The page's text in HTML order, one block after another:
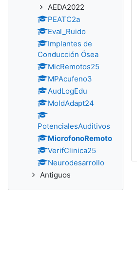
AEDA2022
PEATC2a
Eval_Ruido
Implantes de
Conducción Ósea
MicRemotos25
MPAcufeno3
AudLogEdu
MoldAdapt24
PotencialesAuditivos
MicrofonoRemoto
VerifClinica25
Neurodesarrollo
Antiguos